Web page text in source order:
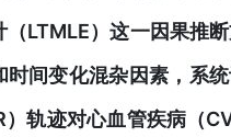
（LTMLE）这一因果推
时间变化混杂因素，系
）轨迹对心血管疾病（